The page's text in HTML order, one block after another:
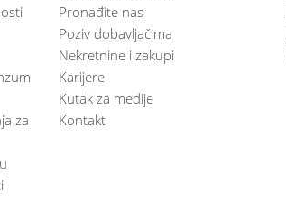
za
Pronađite nas
Poziv dobavljačima
Nekretnine i zakupi
Karijere
Kutak za medije
Kontakt